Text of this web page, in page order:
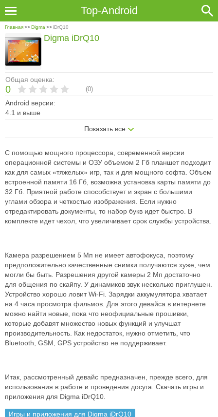
Top-Android
Главная>>Digma >>iDrQ10
Общая оценка:
0 (0)
Android версии:
4.1 и выше
Показать все
Digma iDrQ10
С помощью мощного процессора, современной версии
операционной системы и ОЗУ объемом 2 Гб планшет подходит
как для самых «тяжелых» игр, так и для мощного софта. Объем
встроенной памяти 16 Гб, возможна установка карты памяти до
32 Гб. Приятной работе способствует и экран с большими
углами обзора и четкостью изображения. Если нужно
отредактировать документы, то набор букв идет быстро. В
комплекте идет чехол, что увеличивает срок службы устройства.
Камера разрешением 5 Мп не имеет автофокуса, поэтому
предположительно качественные снимки получаются хуже, чем
могли бы быть. Разрешения другой камеры 2 Мп достаточно
для общения по скайпу. У динамиков звук несколько приглушен.
Устройство хорошо ловит Wi-Fi. Зарядки аккумулятора хватает
на 4 часа просмотра фильмов. Для этого девайса в интернете
можно найти новые, пока что неофициальные прошивки,
которые добавят множество новых функций и улучшат
производительность. Как недостаток, нужно отметить, что
Bluetooth, GSM, GPS устройство не поддерживает.
Итак, рассмотренный девайс предназначен, прежде всего, для
использования в работе и проведения досуга. Скачать игры и
приложения для Digma iDrQ10.
Игры и приложения для Digma iDrQ10